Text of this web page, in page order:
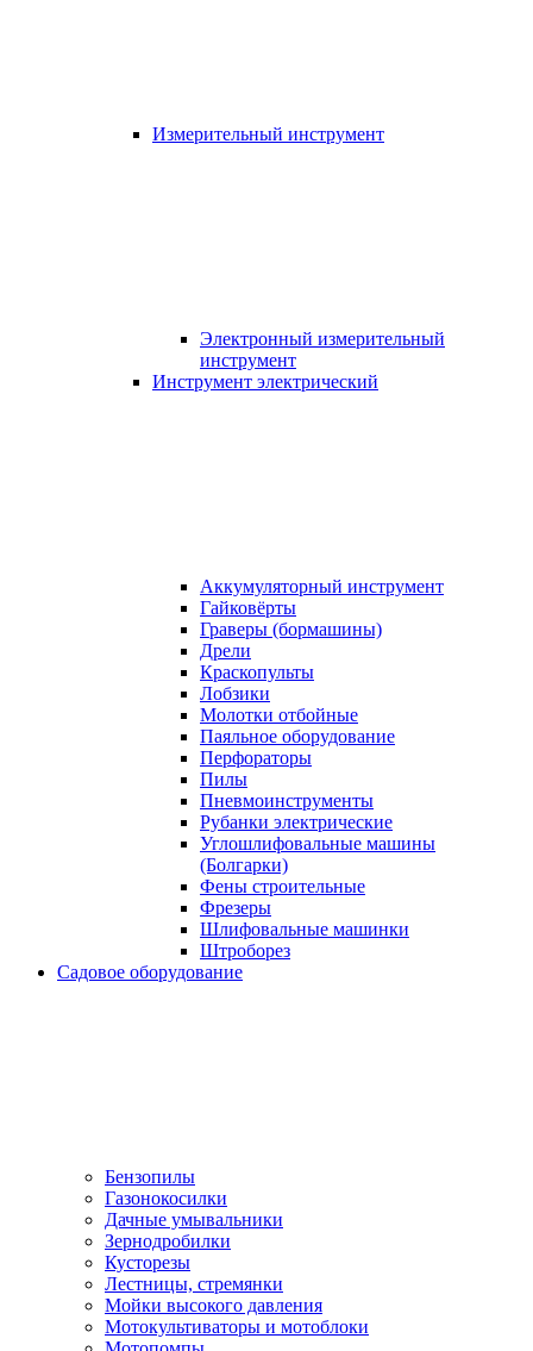
Измерительный инструмент
Электронный измерительный
инструмент
Инструмент электрический
Аккумуляторный инструмент
Гайковёрты
Граверы (бормашины)
Дрели
Краскопульты
Лобзики
Молотки отбойные
Паяльное оборудование
Перфораторы
Пилы
Пневмоинструменты
Рубанки электрические
Углошлифовальные машины
(Болгарки)
Фены строительные
Фрезеры
Шлифовальные машинки
Штроборез
Садовое оборудование
Бензопилы
Газонокосилки
Дачные умывальники
Зернодробилки
Кусторезы
Лестницы, стремянки
Мойки высокого давления
Мотокультиваторы и мотоблоки